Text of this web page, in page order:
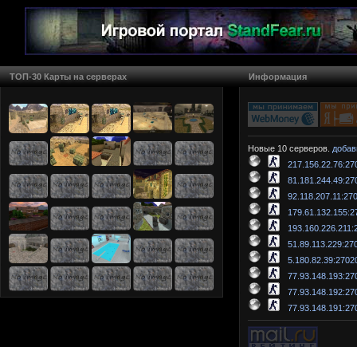
ТОП-30 Карты на серверах Информация
Новые 10 серверов.